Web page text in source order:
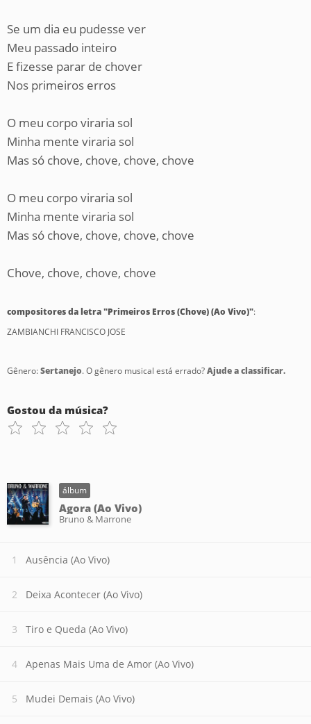
Se um dia eu pudesse ver
Meu passado inteiro
E fizesse parar de chover
Nos primeiros erros
O meu corpo viraria sol
Minha mente viraria sol
Mas só chove, chove, chove, chove
O meu corpo viraria sol
Minha mente viraria sol
Mas só chove, chove, chove, chove
Chove, chove, chove, chove
compositores da letra "Primeiros Erros (Chove) (Ao Vivo)":
ZAMBIANCHI FRANCISCO JOSE
Gênero:Sertanejo. O gênero musical está errado?Ajude a classificar.
Gostou da música?
álbum
Agora (Ao Vivo)
Bruno & Marrone
Ausência (Ao Vivo)
Deixa Acontecer (Ao Vivo)
Tiro e Queda (Ao Vivo)
Apenas Mais Uma de Amor (Ao Vivo)
Mudei Demais (Ao Vivo)